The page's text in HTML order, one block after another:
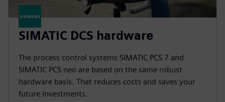
SIMATIC DCS hardware
The process control systems SIMATIC PCS 7 and
SIMATIC PCS neo are based on the same robust
hardware basis. That reduces costs and saves your
future investments.